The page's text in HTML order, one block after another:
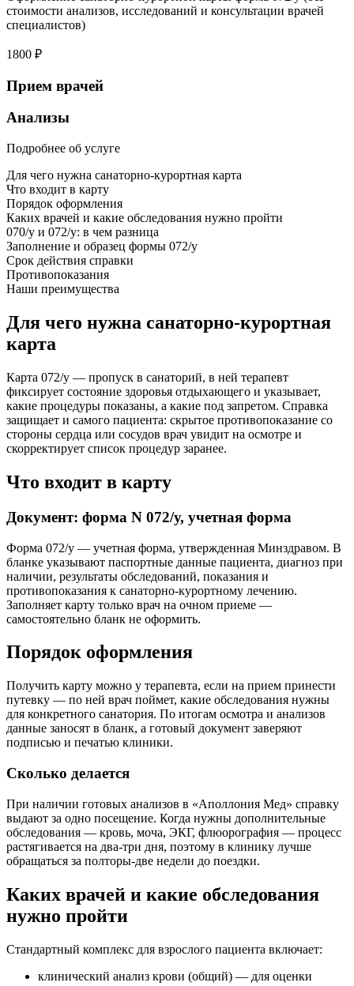
стоимости анализов, исследований и консультации врачей
специалистов)
1800 ₽
Прием врачей
Анализы
Подробнее об услуге
Для чего нужна санаторно-курортная карта
Что входит в карту
Порядок оформления
Каких врачей и какие обследования нужно пройти
070/у и 072/у: в чем разница
Заполнение и образец формы 072/у
Срок действия справки
Противопоказания
Наши преимущества
Для чего нужна санаторно-курортная
карта
Карта 072/у — пропуск в санаторий, в ней терапевт
фиксирует состояние здоровья отдыхающего и указывает,
какие процедуры показаны, а какие под запретом. Справка
защищает и самого пациента: скрытое противопоказание со
стороны сердца или сосудов врач увидит на осмотре и
скорректирует список процедур заранее.
Что входит в карту
Документ: форма N 072/у, учетная форма
Форма 072/у — учетная форма, утвержденная Минздравом. В
бланке указывают паспортные данные пациента, диагноз при
наличии, результаты обследований, показания и
противопоказания к санаторно-курортному лечению.
Заполняет карту только врач на очном приеме —
самостоятельно бланк не оформить.
Порядок оформления
Получить карту можно у терапевта, если на прием принести
путевку — по ней врач поймет, какие обследования нужны
для конкретного санатория. По итогам осмотра и анализов
данные заносят в бланк, а готовый документ заверяют
подписью и печатью клиники.
Сколько делается
При наличии готовых анализов в «Аполлония Мед» справку
выдают за одно посещение. Когда нужны дополнительные
обследования — кровь, моча, ЭКГ, флюорография — процесс
растягивается на два-три дня, поэтому в клинику лучше
обращаться за полторы-две недели до поездки.
Каких врачей и какие обследования
нужно пройти
Стандартный комплекс для взрослого пациента включает:
клинический анализ крови (общий) — для оценки